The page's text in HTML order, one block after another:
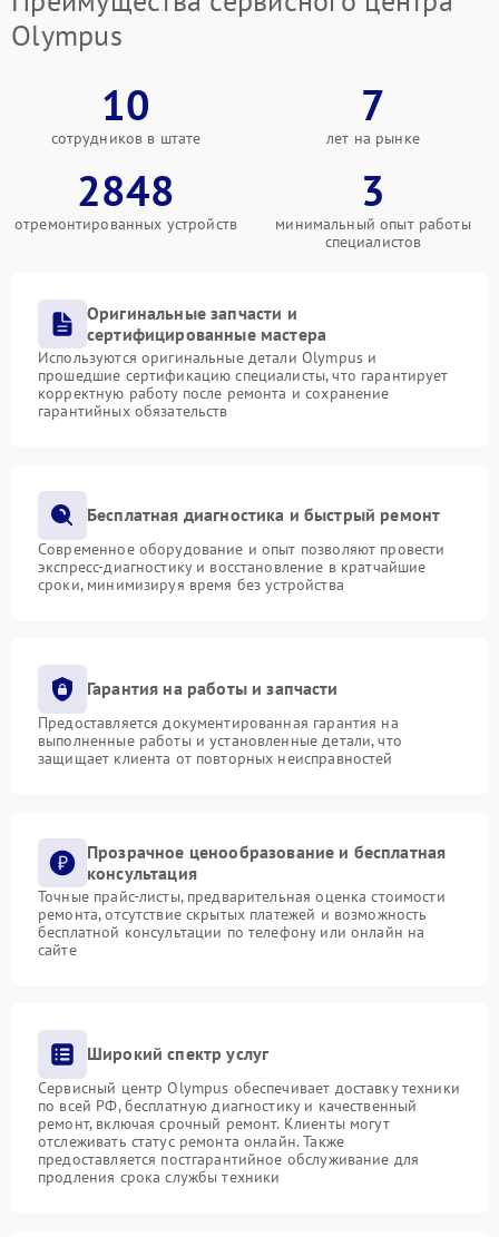
Olympus
10
сотрудников в штате
7
лет на рынке
2848
отремонтированных устройств
3
минимальный опыт работы
специалистов
Оригинальные запчасти и
сертифицированные мастера
Используются оригинальные детали Olympus и
прошедшие сертификацию специалисты, что гарантирует
корректную работу после ремонта и сохранение
гарантийных обязательств
Бесплатная диагностика и быстрый ремонт
Современное оборудование и опыт позволяют провести
экспресс-диагностику и восстановление в кратчайшие
сроки, минимизируя время без устройства
Гарантия на работы и запчасти
Предоставляется документированная гарантия на
выполненные работы и установленные детали, что
защищает клиента от повторных неисправностей
Прозрачное ценообразование и бесплатная
консультация
Точные прайс-листы, предварительная оценка стоимости
ремонта, отсутствие скрытых платежей и возможность
бесплатной консультации по телефону или онлайн на
сайте
Широкий спектр услуг
Сервисный центр Olympus обеспечивает доставку техники
по всей РФ, бесплатную диагностику и качественный
ремонт, включая срочный ремонт. Клиенты могут
отслеживать статус ремонта онлайн. Также
предоставляется постгарантийное обслуживание для
продления срока службы техники